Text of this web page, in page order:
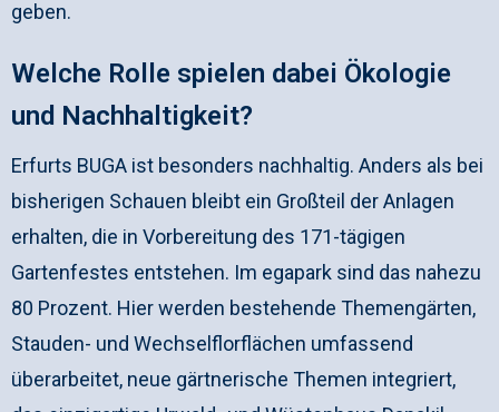
geben.
Welche Rolle spielen dabei Ökologie
und Nachhaltigkeit?
Erfurts BUGA ist besonders nachhaltig. Anders als bei
bisherigen Schauen bleibt ein Großteil der Anlagen
erhalten, die in Vorbereitung des 171-tägigen
Gartenfestes entstehen. Im egapark sind das nahezu
80 Prozent. Hier werden bestehende Themengärten,
Stauden- und Wechselflorflächen umfassend
überarbeitet, neue gärtnerische Themen integriert,